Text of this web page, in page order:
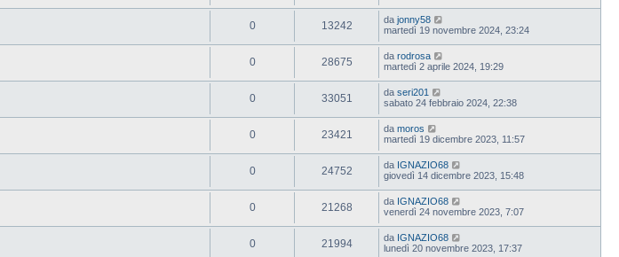
0 13242 da jonny58
martedì 19 novembre 2024, 23:24
0 28675 da rodrosa
martedì 2 aprile 2024, 19:29
0 33051 da seri201
sabato 24 febbraio 2024, 22:38
0 23421 da moros
martedì 19 dicembre 2023, 11:57
0 24752 da IGNAZIO68
giovedì 14 dicembre 2023, 15:48
0 21268 da IGNAZIO68
venerdì 24 novembre 2023, 7:07
0 21994 da IGNAZIO68
lunedì 20 novembre 2023, 17:37